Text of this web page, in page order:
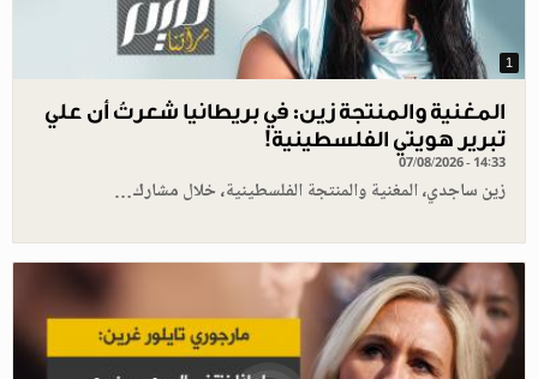
1
المغنية والمنتجة زين: في بريطانيا شعرتُ أن علي
تبرير هويتي الفلسطينية!
07/08/2026 - 14:33
زين ساجدي، المغنية والمنتجة الفلسطينية، خلال مشارك…